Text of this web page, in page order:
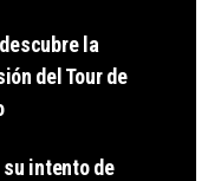
la
del Tour de
intento de